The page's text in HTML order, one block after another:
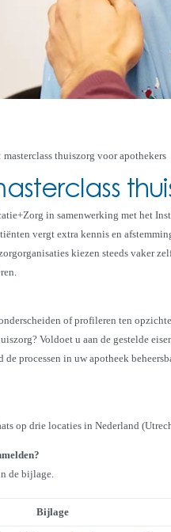
masterclass thuiszorg voor apothekers
in samenwerking met het
vergt extra kennis en
kiezen steeds vaker
of profileren ten
Voldoet u aan de gestelde
processen in uw apotheek
op drie locaties in Nederland
de bijlage.
Bijlage